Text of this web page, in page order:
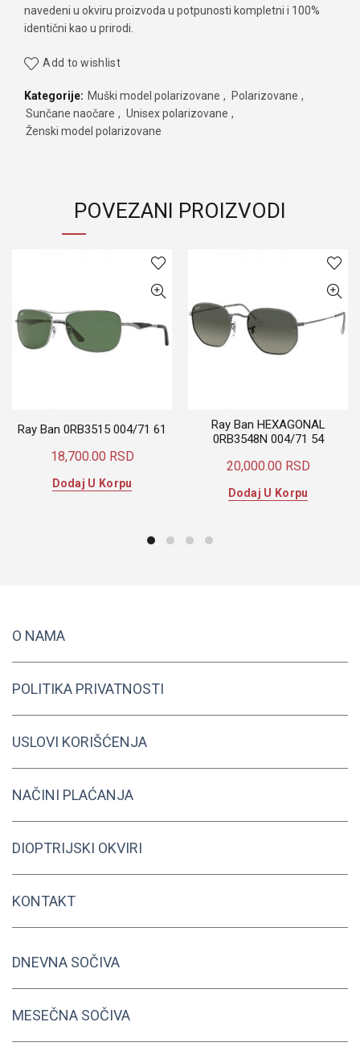
navedeni u okviru proizvoda u potpunosti kompletni i 100%
identični kao u prirodi.
Add to wishlist
Kategorije: Muški model polarizovane , Polarizovane ,
Sunčane naočare , Unisex polarizovane ,
Ženski model polarizovane
POVEZANI PROIZVODI
Ray Ban 0RB3515 004/71 61
18,700.00 RSD
Dodaj U Korpu
Ray Ban HEXAGONAL
0RB3548N 004/71 54
20,000.00 RSD
Dodaj U Korpu
O NAMA
POLITIKA PRIVATNOSTI
USLOVI KORIŠĆENJA
NAČINI PLAĆANJA
DIOPTRIJSKI OKVIRI
KONTAKT
DNEVNA SOČIVA
MESEČNA SOČIVA